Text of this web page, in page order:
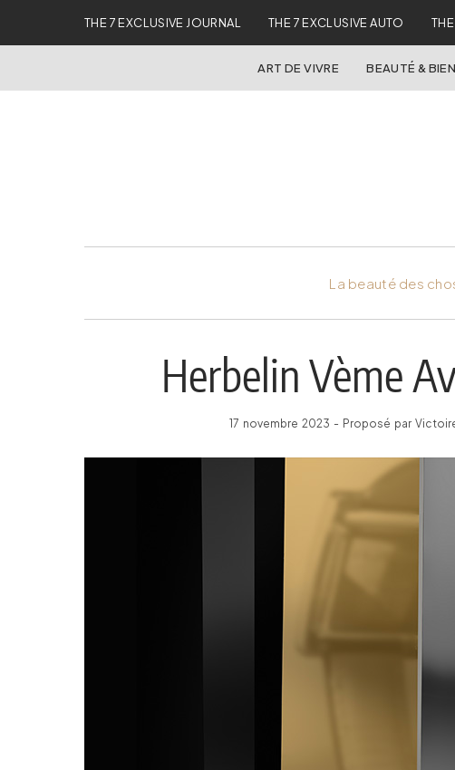
THE 7 EXCLUSIVE JOURNAL THE 7 EXCLUSIVE AUTO
ART DE VIVRE BEAUTÉ &
La beauté des
Herbelin Vème
17 novembre 2023 - Proposé par